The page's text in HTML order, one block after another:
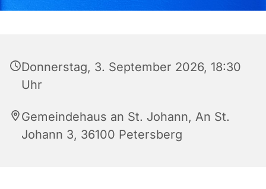
Donnerstag, 3. September 2026, 18:30
Uhr
Gemeindehaus an St. Johann, An St.
Johann 3, 36100 Petersberg